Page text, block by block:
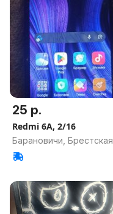
25 р.
Redmi 6A, 2/16
Барановичи, Брестская
обл.